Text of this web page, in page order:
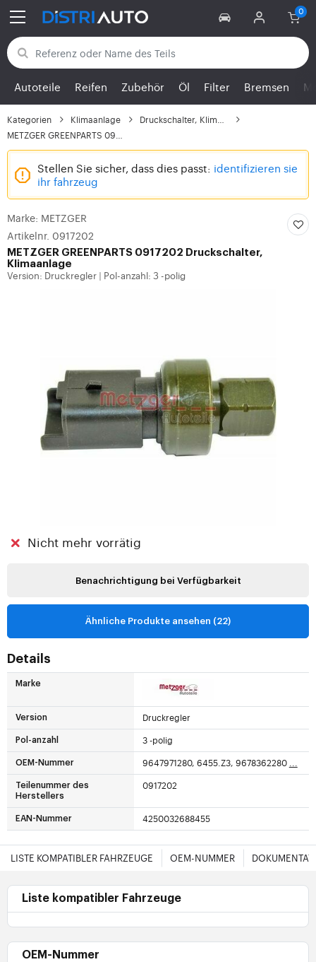
Zurück zu den Kategorien
Autoteile Reifen Zubehör Öl Filter Bremsen
Kategorien Klimaanlage
Stellen Sie sicher, dass dies passt: identifizieren sie
ihr fahrzeug
Marke: METZGER
Artikelnr. 0917202
METZGER GREENPARTS 0917202 Druckschalter,
Klimaanlage
Version: Druckregler Pol-anzahl: 3 -polig
Nicht mehr vorrätig
Benachrichtigung bei Verfügbarkeit
Ähnliche Produkte ansehen (22)
Details
Marke
Version Druckregler
Pol-anzahl 3 -polig
OEM-Nummer 9647971280, 6455.Z3, 9678362280
Teilenummer des
Herstellers
0917202
EAN-Nummer 4250032688455
LISTE KOMPATIBLER FAHRZEUGE OEM-NUMMER
Liste kompatibler Fahrzeuge
OEM-Nummer